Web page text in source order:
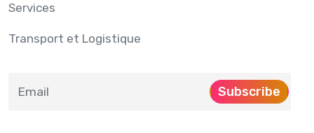
Services
Transport et Logistique
Subscribe